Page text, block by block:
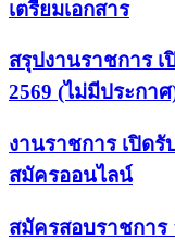
เตรียมเอกสาร
สรุปงานราชการ
2569 (ไม่มีประกา
งานราชการ เปิด
สมัครออนไลน์
สมัครสอบราชกา